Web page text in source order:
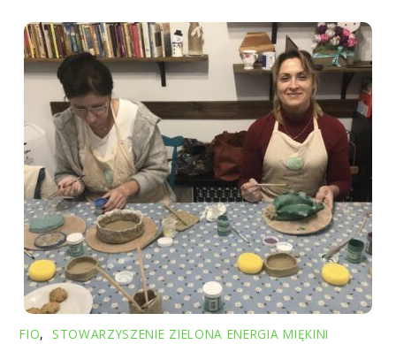
k p
FIO, STOWARZYSZENIE ZIELONA ENERGIA MIĘKINI